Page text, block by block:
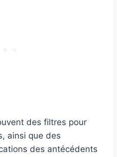
des filtres pour
ainsi que des
des antécédents